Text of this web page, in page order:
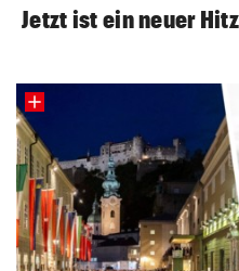
Jetzt ist ein neuer